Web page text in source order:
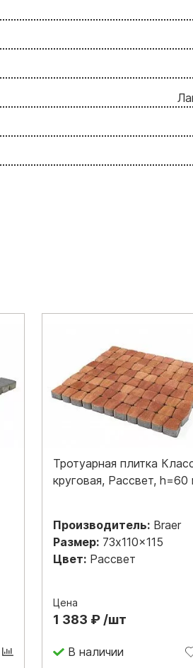
Тротуарная плитка
круговая, Рассвет, h=60
Производитель: Braer
Размер: 73x110x115
Цвет: Рассвет
Цена
1 383 ₽ /шт
В наличии